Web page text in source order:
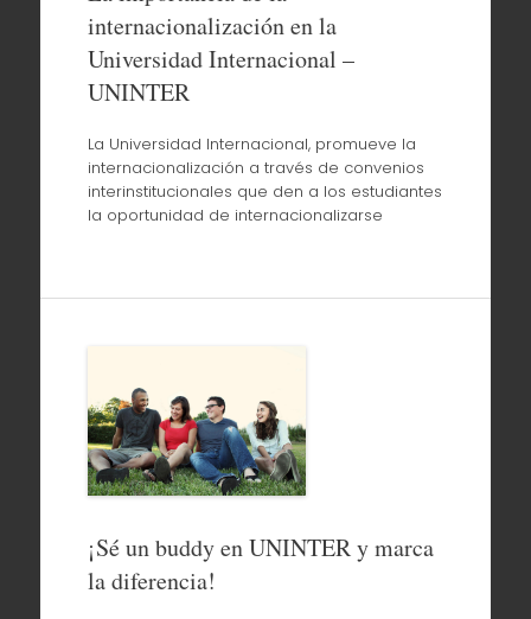
internacionalización en la
Universidad Internacional –
UNINTER
La Universidad Internacional, promueve la
internacionalización a través de convenios
interinstitucionales que den a los estudiantes
la oportunidad de internacionalizarse
¡Sé un buddy en UNINTER y marca
la diferencia!